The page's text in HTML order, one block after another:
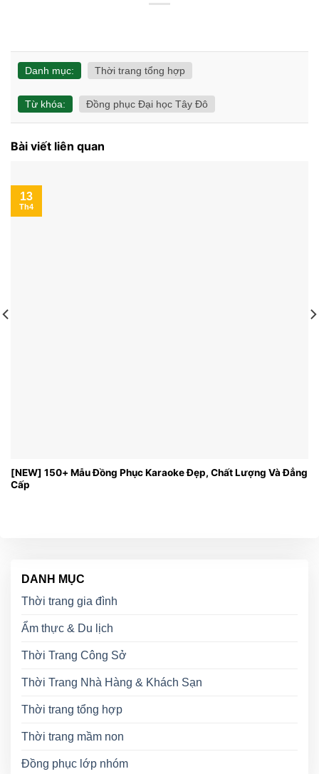
Danh mục: Thời trang tổng hợp
Từ khóa: Đồng phục Đại học Tây Đô
Bài viết liên quan
[NEW] 150+ Mẫu Đồng Phục Karaoke Đẹp, Chất Lượng Và Đẳng
Cấp
13
Th4
DANH MỤC
Thời trang gia đình
Ẩm thực & Du lịch
Thời Trang Công Sở
Thời Trang Nhà Hàng & Khách Sạn
Thời trang tổng hợp
Thời trang mầm non
Đồng phục lớp nhóm